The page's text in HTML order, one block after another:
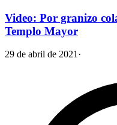
Video: Por granizo
Templo Mayor
29 de abril de 2021 ·